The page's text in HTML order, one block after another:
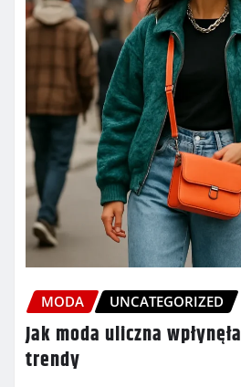
MODA UNCATEGORIZED
Jak moda uliczna
trendy